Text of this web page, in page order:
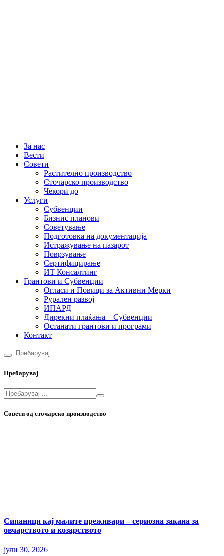
За нас
Вести
Совети
Растително производство
Сточарско производство
Чекори до
Услуги
Субвенции
Бизнис планови
Советување
Подготовка на документација
Истражување на пазарот
Поврзување
Сертифицирање
ИТ Консалтинг
Грантови и Субвенции
Огласи и Повици за Активни Мерки
Рурален развој
ИПАРД
Дирекни плаќања – Субвенции
Останати грантови и програми
Контакт
Пребарувај
Совети од сточарско производство
Сипаници кај малите преживари – сериозна закана за
овчарството и козарството
јули 30, 2026